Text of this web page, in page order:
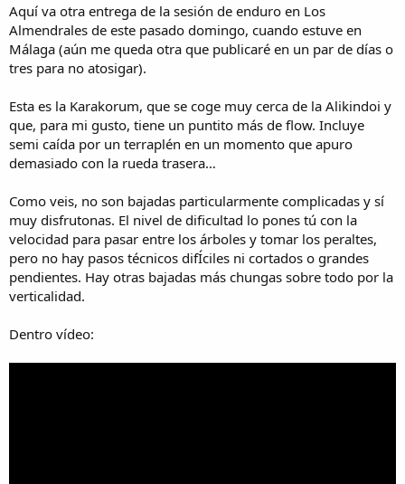
Aquí va otra entrega de la sesión de enduro en Los
Almendrales de este pasado domingo, cuando estuve en
Málaga (aún me queda otra que publicaré en un par de días o
tres para no atosigar).
Esta es la Karakorum, que se coge muy cerca de la Alikindoi y
que, para mi gusto, tiene un puntito más de flow. Incluye
semi caída por un terraplén en un momento que apuro
demasiado con la rueda trasera…
Como veis, no son bajadas particularmente complicadas y sí
muy disfrutonas. El nivel de dificultad lo pones tú con la
velocidad para pasar entre los árboles y tomar los peraltes,
pero no hay pasos técnicos difÍciles ni cortados o grandes
pendientes. Hay otras bajadas más chungas sobre todo por la
verticalidad.
Dentro vídeo: